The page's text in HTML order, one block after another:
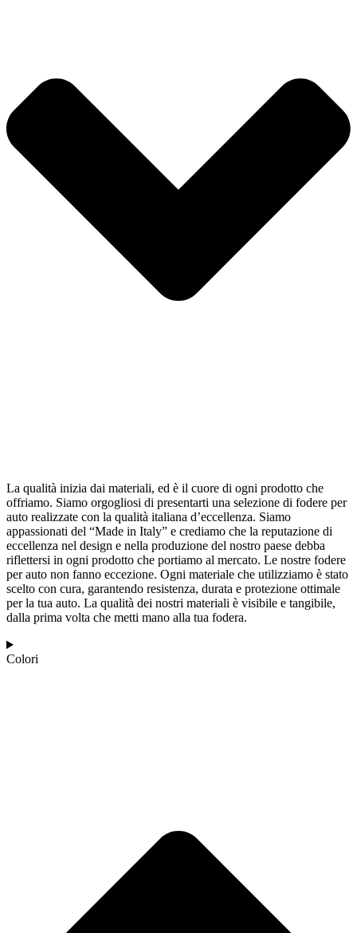
La qualità inizia dai materiali, ed è il cuore di ogni prodotto che
offriamo. Siamo orgogliosi di presentarti una selezione di fodere per
auto realizzate con la qualità italiana d’eccellenza. Siamo
appassionati del “Made in Italy” e crediamo che la reputazione di
eccellenza nel design e nella produzione del nostro paese debba
riflettersi in ogni prodotto che portiamo al mercato. Le nostre fodere
per auto non fanno eccezione. Ogni materiale che utilizziamo è stato
scelto con cura, garantendo resistenza, durata e protezione ottimale
per la tua auto. La qualità dei nostri materiali è visibile e tangibile,
dalla prima volta che metti mano alla tua fodera.
Colori